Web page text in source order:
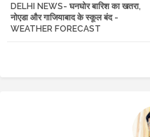
tte
DELHI NEWS- घनघोर बारिश का खतरा,
नोएडा और गाजियाबाद के स्कूल बंद -
WEATHER FORECAST